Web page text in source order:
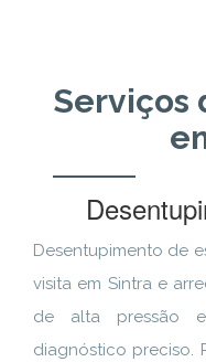
Serviços
Desentupimento de
visita em Sintra e
de alta pressão
diagnóstico preciso.